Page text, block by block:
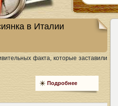
в Италии
факта, которые заставили
Подробнее